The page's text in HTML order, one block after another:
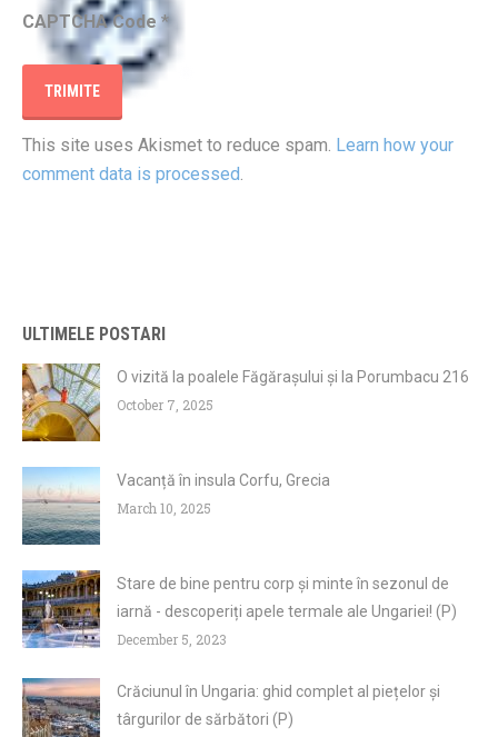
CAPTCHA Code *
This site uses Akismet to reduce spam. Learn how your
comment data is processed.
ULTIMELE POSTARI
O vizită la poalele Făgărașului și la Porumbacu 216
October 7, 2025
Vacanță în insula Corfu, Grecia
March 10, 2025
Stare de bine pentru corp și minte în sezonul de
iarnă - descoperiți apele termale ale Ungariei! (P)
December 5, 2023
Crăciunul în Ungaria: ghid complet al piețelor și
târgurilor de sărbători (P)